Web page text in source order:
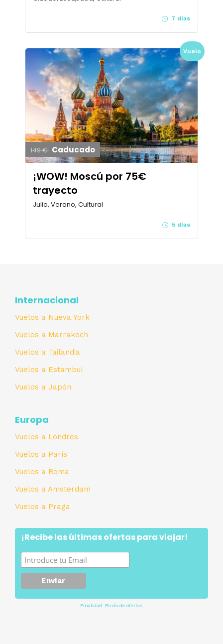
7 días
Vuelo
149 € Caducado
¡WOW! Moscú por 75€
trayecto
Julio, Verano, Cultural
5 días
Internacional
Vuelos a Nueva York
Vuelos a Marrakech
Vuelos a Tailandia
Vuelos a Estambul
Vuelos a Japón
Europa
Vuelos a Londres
Vuelos a París
Vuelos a Roma
Vuelos a Amsterdam
Vuelos a Praga
¡Recibe las últimas ofertas para viajar!
Finalidad: Envío de ofertas